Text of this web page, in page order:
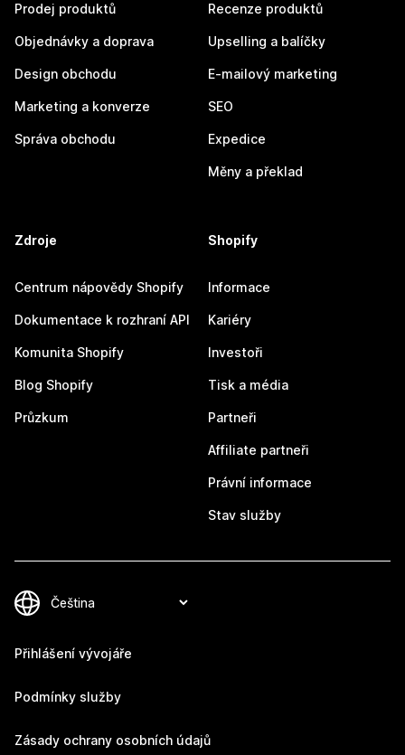
Prodej produktů
Objednávky a doprava
Design obchodu
Marketing a konverze
Správa obchodu
Recenze produktů
Upselling a balíčky
E-mailový marketing
SEO
Expedice
Měny a překlad
Zdroje
Centrum nápovědy Shopify
Dokumentace k rozhraní API
Komunita Shopify
Blog Shopify
Průzkum
Shopify
Informace
Kariéry
Investoři
Tisk a média
Partneři
Affiliate partneři
Právní informace
Stav služby
Přihlášení vývojáře
Podmínky služby
Zásady ochrany osobních údajů